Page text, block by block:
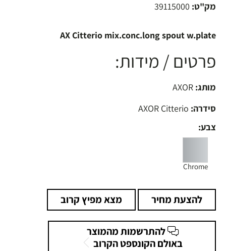
מק"ט: 39115000
AX Citterio mix.conc.long spout w.plate
פרטים / מידות:
מותג:
סידרה:
צבע:
Chrome
להצעת מחיר מצא מפיץ קרוב
להתרשמות מהמוצר
באולם הקונספט הקרוב